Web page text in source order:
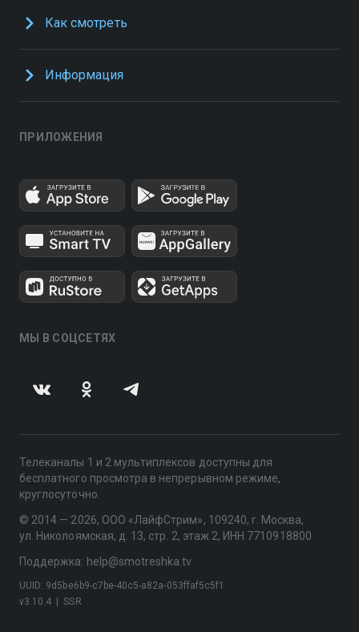
Как смотреть
Информация
ПРИЛОЖЕНИЯ
МЫ В СОЦСЕТЯХ
Телеканалы 1 и 2 мультиплексов доступны для
бесплатного просмотра в непрерывном режиме,
круглосуточно.
© 2014 — 2026, ООО «ЛайфСтрим», 109240, г. Москва,
ул. Николоямская, д. 13, стр. 2, этаж 2, ИНН 7710918800
Поддержка: help@smotreshka.tv
v3.10.4 SSR
UUID: 9d5be6b9-c7be-40c5-a82a-053ffaf5c5f1